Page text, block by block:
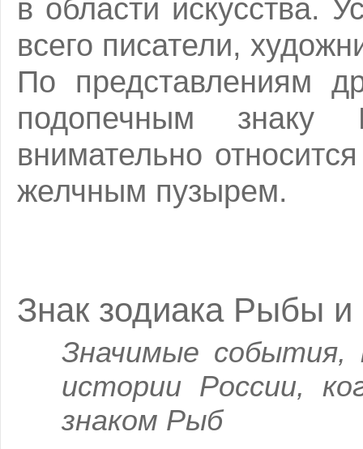
в области искусства.
всего писатели,
По представлениям
подопечным знаку
внимательно
желчным пузырем.
Знак зодиака Рыбы и
Значимые события,
истории России,
знаком Рыб